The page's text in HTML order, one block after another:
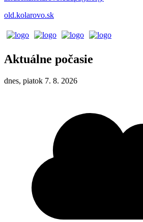
old.kolarovo.sk
Aktuálne počasie
dnes, piatok 7. 8. 2026